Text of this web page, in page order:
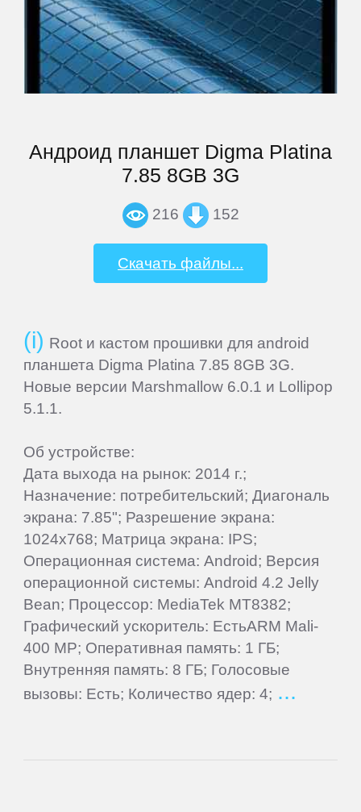
Андроид планшет Digma Platina
7.85 8GB 3G
216 152
Скачать файлы...
Root и кастом прошивки для android
планшета Digma Platina 7.85 8GB 3G.
Новые версии Marshmallow 6.0.1 и Lollipop
5.1.1.
Об устройстве:
Дата выхода на рынок: 2014 г.;
Назначение: потребительский; Диагональ
экрана: 7.85"; Разрешение экрана:
1024x768; Матрица экрана: IPS;
Операционная система: Android; Версия
операционной системы: Android 4.2 Jelly
Bean; Процессор: MediaTek MT8382;
Графический ускоритель: ЕстьARM Mali-
400 MP; Оперативная память: 1 ГБ;
Внутренняя память: 8 ГБ; Голосовые
вызовы: Есть; Количество ядер: 4;
MODECOM
Motorola
Mystery
Nvidia
OVERMAX
Oysters
Perfeo
PiPO
Plark
PocketBook